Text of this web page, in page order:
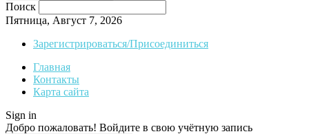
Поиск
Пятница, Август 7, 2026
Зарегистрироваться/Присоединиться
Главная
Контакты
Карта сайта
Sign in
Добро пожаловать! Войдите в свою учётную запись